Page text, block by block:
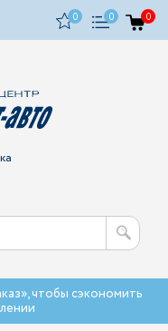
0 0 0
чтобы сэкономить